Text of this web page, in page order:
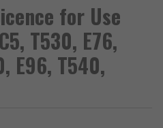
for Use
T530, E76,
E96, T540,